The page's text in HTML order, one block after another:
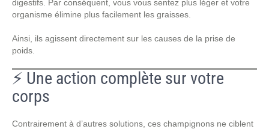
digestifs. Par conséquent, vous vous sentez plus léger et votre
organisme élimine plus facilement les graisses.
Ainsi, ils agissent directement sur les causes de la prise de
poids.
⚡ Une action complète sur votre
corps
Contrairement à d’autres solutions, ces champignons ne ciblent